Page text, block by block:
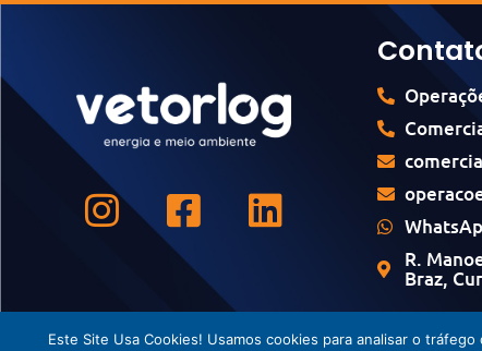
R.
Braz,
Este Site Usa Cookies! Usamos cookies para analisar o